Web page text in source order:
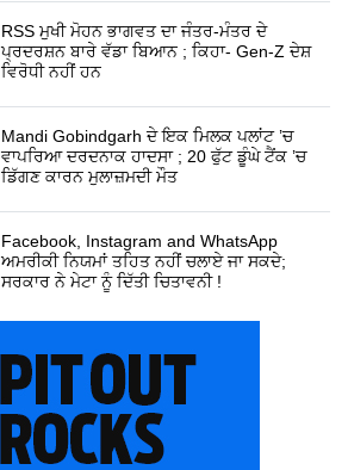
RSS ਮੁਖੀ ਮੋਹਨ ਭਾਗਵਤ ਦਾ ਜੰਤਰ-ਮੰਤਰ ਦੇ
ਪ੍ਰਦਰਸ਼ਨ ਬਾਰੇ ਵੱਡਾ ਬਿਆਨ ; ਕਿਹਾ- Gen-Z ਦੇਸ਼
ਵਿਰੋਧੀ ਨਹੀਂ ਹਨ
Mandi Gobindgarh ਦੇ ਇਕ ਮਿਲਕ ਪਲਾਂਟ ’ਚ
ਵਾਪਰਿਆ ਦਰਦਨਾਕ ਹਾਦਸਾ ; 20 ਫੁੱਟ ਡੂੰਘੇ ਟੈਂਕ ’ਚ
ਡਿੱਗਣ ਕਾਰਨ ਮੁਲਾਜ਼ਮਦੀ ਮੌਤ
Facebook, Instagram and WhatsApp
ਅਮਰੀਕੀ ਨਿਯਮਾਂ ਤਹਿਤ ਨਹੀਂ ਚਲਾਏ ਜਾ ਸਕਦੇ;
ਸਰਕਾਰ ਨੇ ਮੇਟਾ ਨੂੰ ਦਿੱਤੀ ਚਿਤਾਵਨੀ !